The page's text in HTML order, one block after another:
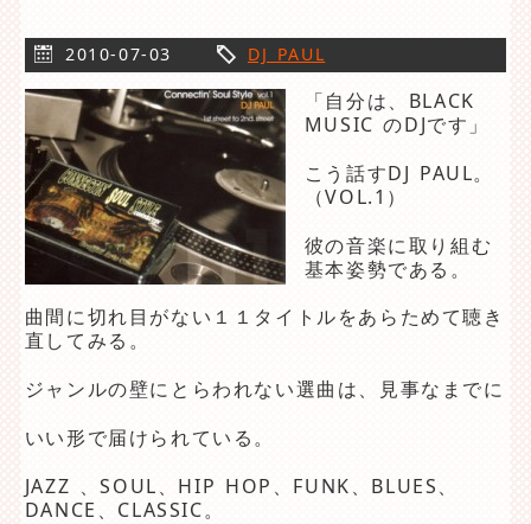
2010-07-03 DJ PAUL
「自分は、BLACK
MUSIC のDJです」
こう話すDJ PAUL。
（VOL.1）
彼の音楽に取り組む
基本姿勢である。
曲間に切れ目がない１１タイトルをあらためて聴き
直してみる。
ジャンルの壁にとらわれない選曲は、見事なまでに
いい形で届けられている。
JAZZ 、SOUL、HIP HOP、FUNK、BLUES、
DANCE、CLASSIC。